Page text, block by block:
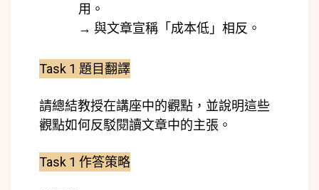
用。
→ 與文章宣稱「成本低」相反。
Task 1 題目翻譯
請總結教授在講座中的觀點，並說明這些
觀點如何反駁閱讀文章中的主張。
Task 1 作答策略